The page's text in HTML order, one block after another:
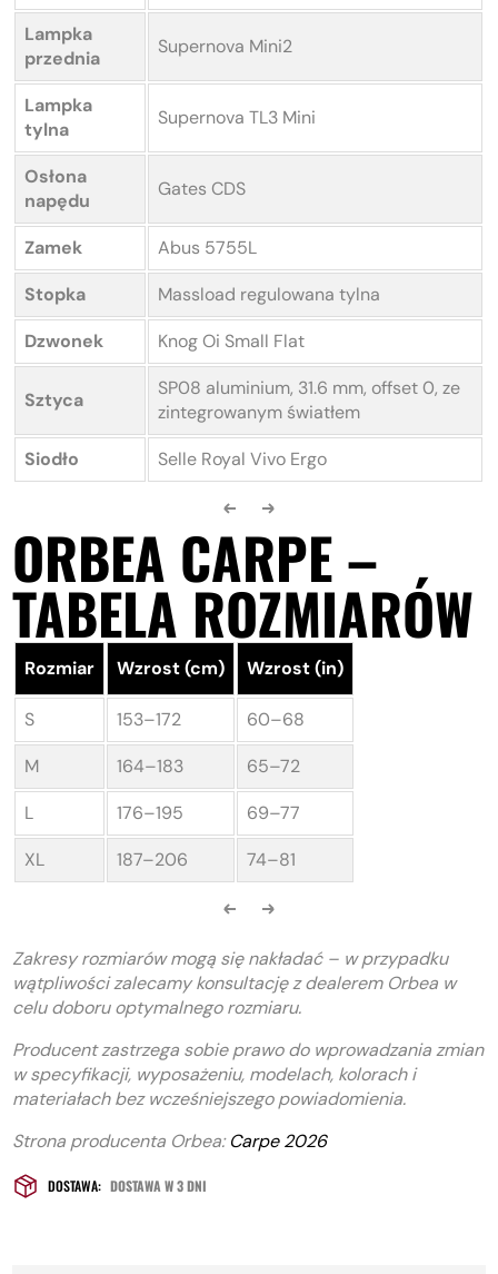
Lampka
przednia
Supernova Mini2
Lampka
tylna
Supernova TL3 Mini
Osłona
napędu
Gates CDS
Zamek
Abus 5755L
Stopka
Massload regulowana tylna
Dzwonek
Knog Oi Small Flat
Sztyca
SP08 aluminium, 31.6 mm, offset 0, ze
zintegrowanym światłem
Siodło
Selle Royal Vivo Ergo
ORBEA CARPE –
TABELA ROZMIARÓW
Rozmiar Wzrost (cm) Wzrost (in)
S 153–172
60–68
M
164–183
65–72
L
176–195
69–77
XL
187–206 74–81
Zakresy rozmiarów mogą się nakładać – w przypadku
wątpliwości zalecamy konsultację z dealerem Orbea w
celu doboru optymalnego rozmiaru.
Producent zastrzega sobie prawo do wprowadzania zmian
w specyfikacji, wyposażeniu, modelach, kolorach i
materiałach bez wcześniejszego powiadomienia.
Strona producenta Orbea:Carpe 2026
DOSTAWA: DOSTAWA W 3 DNI